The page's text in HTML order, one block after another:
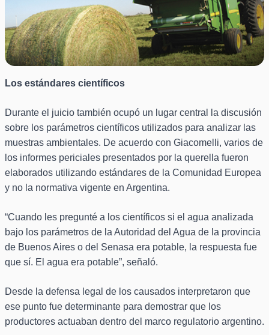
Los estándares científicos
Durante el juicio también ocupó un lugar central la discusión
sobre los parámetros científicos utilizados para analizar las
muestras ambientales. De acuerdo con Giacomelli, varios de
los informes periciales presentados por la querella fueron
elaborados utilizando estándares de la Comunidad Europea
y no la normativa vigente en Argentina.
“Cuando les pregunté a los científicos si el agua analizada
bajo los parámetros de la Autoridad del Agua de la provincia
de Buenos Aires o del Senasa era potable, la respuesta fue
que sí. El agua era potable”, señaló.
Desde la defensa legal de los causados interpretaron que
ese punto fue determinante para demostrar que los
productores actuaban dentro del marco regulatorio argentino.